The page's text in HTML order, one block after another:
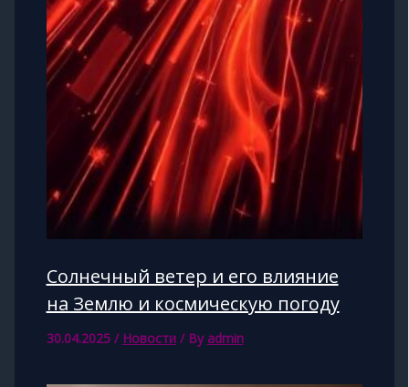
Солнечный ветер и его влияние
на Землю и космическую погоду
30.04.2025 / Новости/ By admin